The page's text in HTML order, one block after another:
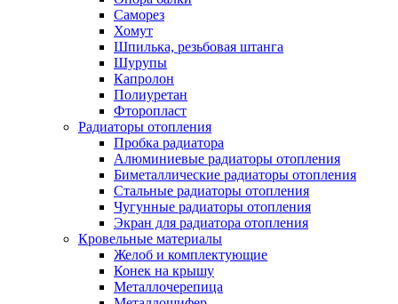
Саморез
Хомут
Шпилька, резьбовая штанга
Шурупы
Капролон
Полиуретан
Фторопласт
Радиаторы отопления
Пробка радиатора
Алюминиевые радиаторы отопления
Биметаллические радиаторы отопления
Стальные радиаторы отопления
Чугунные радиаторы отопления
Экран для радиатора отопления
Кровельные материалы
Желоб и комплектующие
Конек на крышу
Металлочерепица